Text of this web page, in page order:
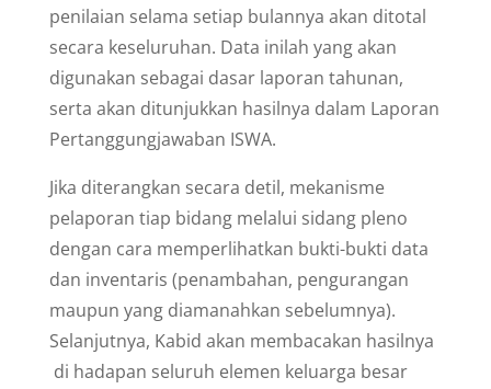
penilaian selama setiap bulannya akan ditotal
secara keseluruhan. Data inilah yang akan
digunakan sebagai dasar laporan tahunan,
serta akan ditunjukkan hasilnya dalam Laporan
Pertanggungjawaban ISWA.
Jika diterangkan secara detil, mekanisme
pelaporan tiap bidang melalui sidang pleno
dengan cara memperlihatkan bukti-bukti data
dan inventaris (penambahan, pengurangan
maupun yang diamanahkan sebelumnya).
Selanjutnya, Kabid akan membacakan hasilnya
di hadapan seluruh elemen keluarga besar